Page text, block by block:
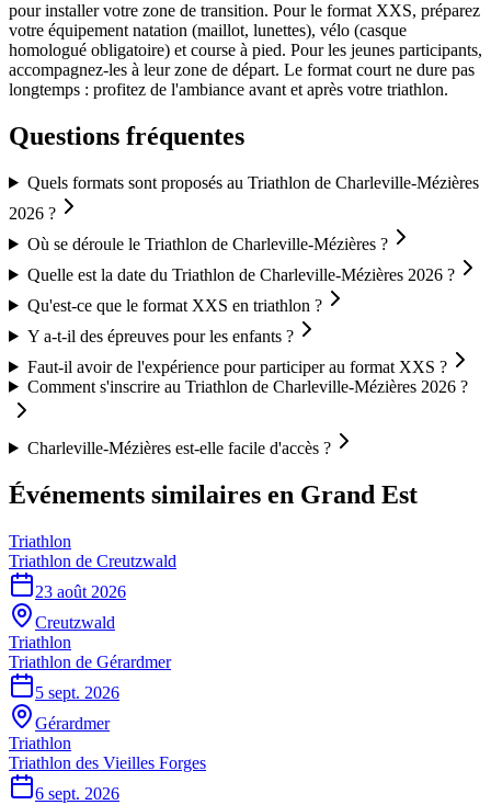
pour installer votre zone de transition. Pour le format XXS, préparez
votre équipement natation (maillot, lunettes), vélo (casque
homologué obligatoire) et course à pied. Pour les jeunes participants,
accompagnez-les à leur zone de départ. Le format court ne dure pas
longtemps : profitez de l'ambiance avant et après votre triathlon.
Questions fréquentes
Quels formats sont proposés au Triathlon de Charleville-Mézières
2026 ?
Où se déroule le Triathlon de Charleville-Mézières ?
Quelle est la date du Triathlon de Charleville-Mézières 2026 ?
Qu'est-ce que le format XXS en triathlon ?
Y a-t-il des épreuves pour les enfants ?
Faut-il avoir de l'expérience pour participer au format XXS ?
Comment s'inscrire au Triathlon de Charleville-Mézières 2026 ?
Charleville-Mézières est-elle facile d'accès ?
Événements similaires en Grand Est
Triathlon
Triathlon de Creutzwald
23 août 2026
Creutzwald
Triathlon
Triathlon de Gérardmer
5 sept. 2026
Gérardmer
Triathlon
Triathlon des Vieilles Forges
6 sept. 2026